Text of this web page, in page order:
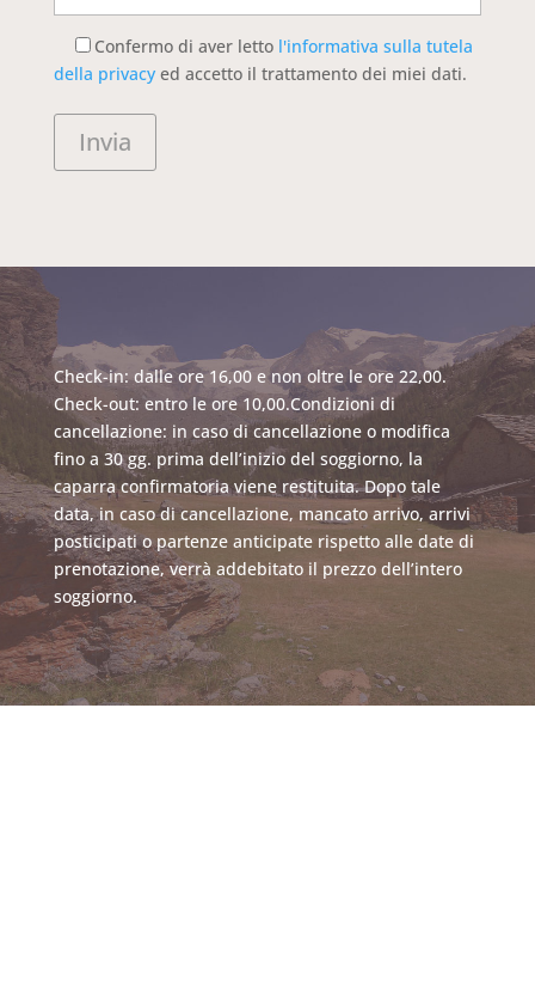
Confermo di aver letto l'informativa sulla tutela
della privacyed accetto il trattamento dei miei dati.
Check-in: dalle ore 16,00 e non oltre le ore 22,00.
Check-out: entro le ore 10,00.Condizioni di
cancellazione: in caso di cancellazione o modifica
fino a 30 gg. prima dell’inizio del soggiorno, la
caparra confirmatoria viene restituita. Dopo tale
data, in caso di cancellazione, mancato arrivo, arrivi
posticipati o partenze anticipate rispetto alle date di
prenotazione, verrà addebitato il prezzo dell’intero
soggiorno.